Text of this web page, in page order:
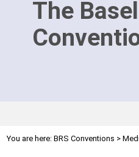
The
You are here: BRS Conventions >